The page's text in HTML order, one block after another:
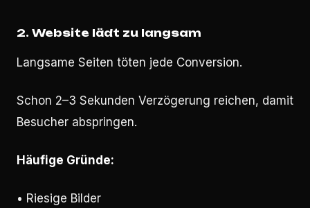
2. Website lädt zu langsam
Langsame Seiten töten jede Conversion.
Schon 2–3 Sekunden Verzögerung reichen, damit
Besucher abspringen.
Häufige Gründe:
• Riesige Bilder